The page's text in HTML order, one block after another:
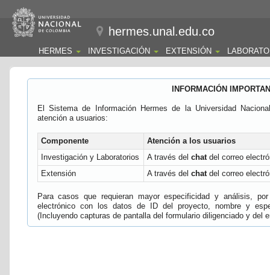
hermes.unal.edu.co
HERMES INVESTIGACIÓN EXTENSIÓN
INFORMACIÓN
El Sistema de Información Hermes de la Universidad
atención a usuarios:
Componente
Atención a los usuarios
Investigación y Laboratorios
A través del chatdel correo
Extensión
A través del chatdel correo
Para casos que requieran mayor especificidad y análisis,
electrónico con los datos de ID del proyecto, nombre y
(Incluyendo capturas de pantalla del formulario diligenciado y del